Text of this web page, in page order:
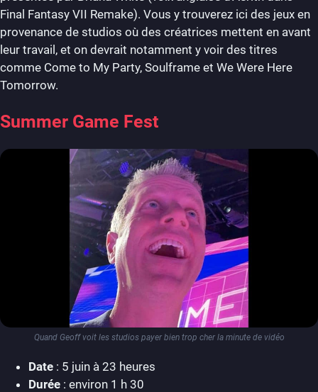
Final Fantasy VII Remake). Vous y trouverez ici des jeux en
provenance de studios où des créatrices mettent en avant
leur travail, et on devrait notamment y voir des titres
comme Come to My Party, Soulframe et We Were Here
Tomorrow.
Summer Game Fest
Quand Geoff voit les studios payer bien trop cher la minute de vidéo
Date : 5 juin à 23 heures
Durée : environ 1 h 30